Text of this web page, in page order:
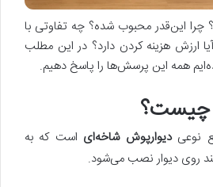
چرا این‌قدر محبوب شده؟ چه تفاوتی با
ارزش هزینه کردن دارد؟ در این مطلب
همه این پرسش‌ها را پاسخ دهیم.
چیست؟
نوعیدیوارپوش شاخه‌ای است که به
روی دیوار نصب می‌شود.